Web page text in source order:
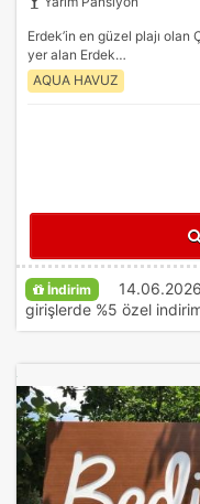
Erdek’in en güzel plajı olan
yer alan Erdek…
AQUA HAVUZ
İndirim
girişlerde %5 özel